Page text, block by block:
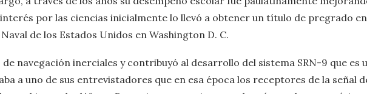
por las ciencias inicialmente lo llevó a obtener un título de pregrado
de los Estados Unidos en Washington D. C.
navegación inerciales y contribuyó al desarrollo del sistema SRN-9 que es
a uno de sus entrevistadores que en esa época los receptores de la señal